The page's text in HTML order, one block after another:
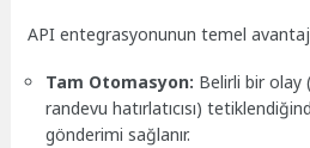
API entegrasyonunun temel
Tam Otomasyon: Belirli bir olay
randevu hatırlatıcısı)
gönderimi sağlanır.